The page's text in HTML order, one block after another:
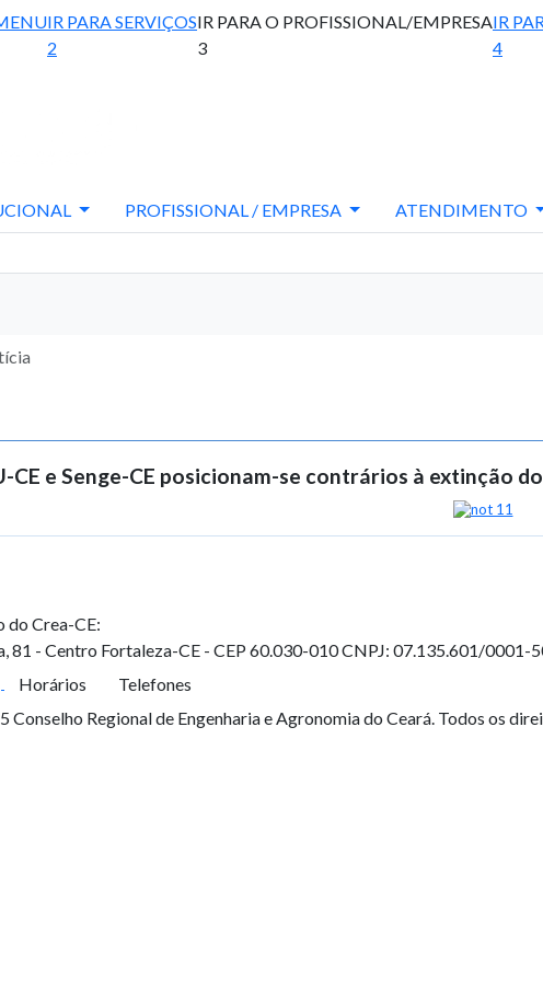
IR PARA SERVIÇOS
2
IR PARA O PROFISSIONAL/EMPRESA
3
IR
4
PROFISSIONAL / EMPRESA ATENDIMENTO
CE e Senge-CE posicionam-se contrários à extinção
do Crea-CE:
81 - Centro Fortaleza-CE - CEP 60.030-010CNPJ: 07.135.601/0001-
Horários
Telefones
Regional de Engenharia e Agronomia do Ceará. Todos os